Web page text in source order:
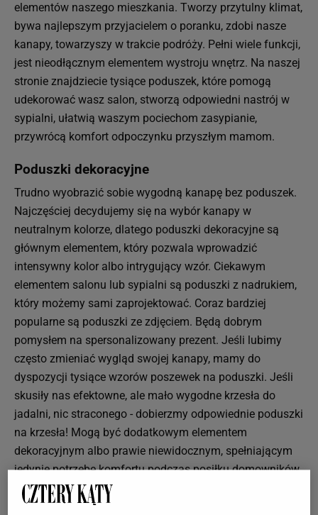
elementów naszego mieszkania. Tworzy przytulny klimat,
bywa najlepszym przyjacielem o poranku, zdobi nasze
kanapy, towarzyszy w trakcie podróży. Pełni wiele funkcji,
jest nieodłącznym elementem wystroju wnętrz. Na naszej
stronie znajdziecie tysiące poduszek, które pomogą
udekorować wasz salon, stworzą odpowiedni nastrój w
sypialni, ułatwią waszym pociechom zasypianie,
przywrócą komfort odpoczynku przyszłym mamom.
Poduszki dekoracyjne
Trudno wyobrazić sobie wygodną kanapę bez poduszek.
Najczęściej decydujemy się na wybór kanapy w
neutralnym kolorze, dlatego poduszki dekoracyjne są
głównym elementem, który pozwala wprowadzić
intensywny kolor albo intrygujący wzór. Ciekawym
elementem salonu lub sypialni są poduszki z nadrukiem,
który możemy sami zaprojektować. Coraz bardziej
popularne są poduszki ze zdjęciem. Będą dobrym
pomysłem na spersonalizowany prezent. Jeśli lubimy
często zmieniać wygląd swojej kanapy, mamy do
dyspozycji tysiące wzorów poszewek na poduszki. Jeśli
skusiły nas efektowne, ale mało wygodne krzesła do
jadalni, nic straconego - dobierzmy odpowiednie poduszki
na krzesła! Mogą być dodatkowym elementem
dekoracyjnym albo prawie niewidocznym, spełniającym
jedynie potrzebę komfortu podczas posiłku domowników.
Równie ważny będzie wybór poduszek na krzesła
ogrodowe, które umilą czas relaksu na świeżym